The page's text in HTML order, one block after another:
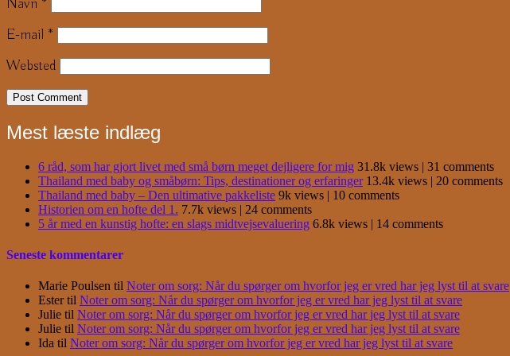
Navn *
E-mail *
Websted
Mest læste indlæg
6 råd, som har gjort livet med små børn meget dejligere for mig 31.8k views | 31 comments
Thailand med baby og småbørn: Tips, destinationer og erfaringer 13.4k views | 20 comments
Thailand med baby – Den ultimative pakkeliste 9k views | 10 comments
Historien om en hofte del 1. 7.7k views | 24 comments
5 år med en kunstig hofte: en slags midtvejsevaluering 6.8k views | 14 comments
Seneste kommentarer
Marie Poulsen til Noter om sorg: Når du spørger om hvorfor jeg er vred har jeg lyst til at svare
Estertil Noter om sorg: Når du spørger om hvorfor jeg er vred har jeg lyst til at svare
Julie til Noter om sorg: Når du spørger om hvorfor jeg er vred har jeg lyst til at svare
Julie til Noter om sorg: Når du spørger om hvorfor jeg er vred har jeg lyst til at svare
Ida til Noter om sorg: Når du spørger om hvorfor jeg er vred har jeg lyst til at svare